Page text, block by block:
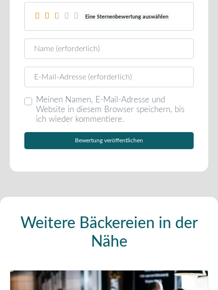
Eine Sternenbewertung auswählen
Name
E-Mail
Meinen Namen, E-Mail-Adresse und
Website in diesem Browser speichern, bis
ich wieder kommentiere.
Weitere Bäckereien in der
Nähe